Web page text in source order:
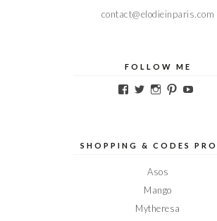
contact@elodieinparis.com
FOLLOW ME
Voir
sur
Voir
sur
Voir
sur
Voir
sur sur
SHOPPING & CODES
Asos
Mango
Mytheresa